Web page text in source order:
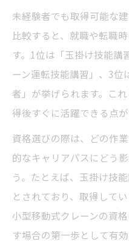
未経験者でも取得可能な
比較すると、就職や転職
す。1位は「玉掛け技能講
ーン運転技能講習」、3
者」が挙げられます。こ
得後すぐに活躍できる点が
資格選びの際は、どの作
的なキャリアパスにどう
う。たとえば、玉掛け技
とされており、取得して
小型移動式クレーンの資
す場合の第一歩として有効